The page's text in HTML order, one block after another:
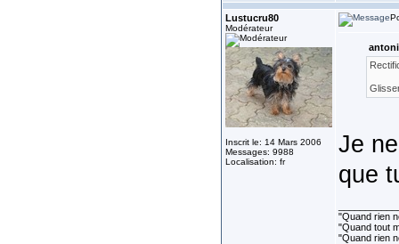
Lustucru80
Modérateur
Inscrit le: 14 Mars 2006
Messages: 9988
Localisation: fr
Je
que
"Quand rien
"Quand tout
"Quand rien